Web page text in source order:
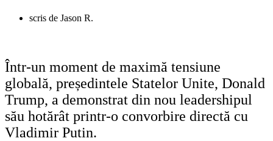
scris de Jason R.
Într-un moment de maximă tensiune
globală, președintele Statelor Unite, Donald
Trump, a demonstrat din nou leadershipul
său hotărât printr-o convorbire directă cu
Vladimir Putin.